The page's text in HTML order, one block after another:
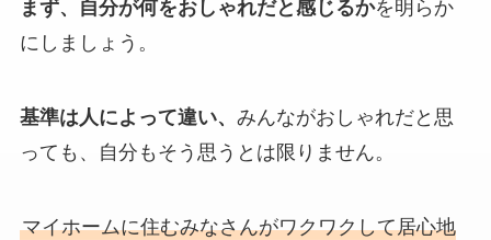
まず、自分が何をおしゃれだと感じるかを明らか
にしましょう。
基準は人によって違い、 みんながおしゃれだと思
っても、自分もそう思うとは限りません。
マイホームに住むみなさんがワクワクして居心地